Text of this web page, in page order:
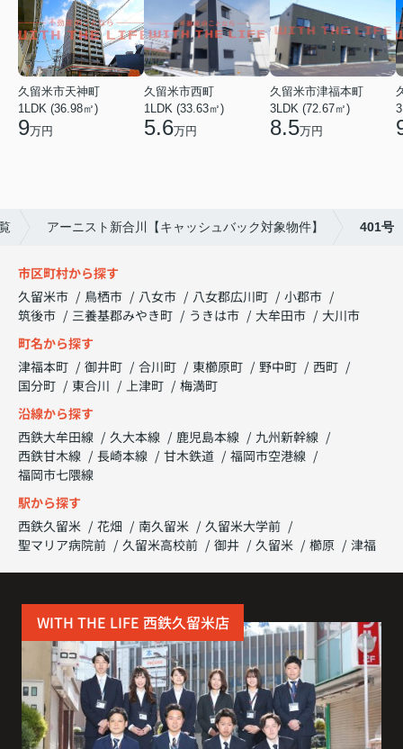
久留米市天神町
1LDK (36.98㎡)
9万円
久留米市西町
1LDK (33.63㎡)
5.6万円
久留米市津福本町
3LDK (72.67㎡)
8.5万円
アーニスト新合川【キャッシュバック対象物件】 401号
市区町村から探す
久留米市
鳥栖市 八女市 八女郡広川町
小郡市
筑後市
三養基郡みやき町 うきは市 大牟田市
大川市
町名から探す
津福本町
御井町 合川町 東櫛原町 野中町
西町
国分町
東合川 上津町
梅満町
沿線から探す
西鉄大牟田線
久大本線 鹿児島本線
九州新幹線
西鉄甘木線
長崎本線 甘木鉄道
福岡市空港線
福岡市七隈線
駅から探す
西鉄久留米
花畑 南久留米
久留米大学前
聖マリア病院前
久留米高校前 御井 久留米 櫛原 津福
WITH THE LIFE 西鉄久留米店